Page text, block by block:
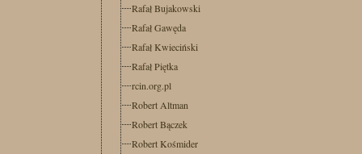
Rafał Bujakowski
Rafał Gawęda
Rafał Kwieciński
Rafał Piętka
rcin.org.pl
Robert Altman
Robert Bączek
Robert Kośmider